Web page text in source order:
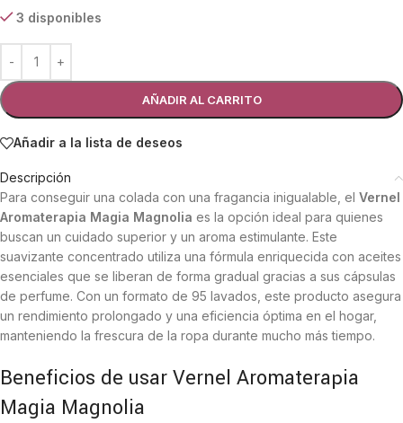
3 disponibles
AÑADIR AL CARRITO
Añadir a la lista de deseos
Descripción
Para conseguir una colada con una fragancia inigualable, el Vernel
Aromaterapia Magia Magnolia es la opción ideal para quienes
buscan un cuidado superior y un aroma estimulante. Este
suavizante concentrado utiliza una fórmula enriquecida con aceites
esenciales que se liberan de forma gradual gracias a sus cápsulas
de perfume. Con un formato de 95 lavados, este producto asegura
un rendimiento prolongado y una eficiencia óptima en el hogar,
manteniendo la frescura de la ropa durante mucho más tiempo.
Beneficios de usar Vernel Aromaterapia
Magia Magnolia